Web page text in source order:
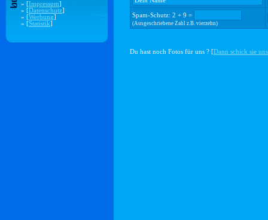
» [Impressum]
» [Datenschutz]
» [Werbung]
» [Statistik]
Spam-Schutz: 2 + 9 =
(Ausgeschriebene Zahl z.B. vierzehn)
Du hast noch Fotos für uns ? [Dann schick sie uns